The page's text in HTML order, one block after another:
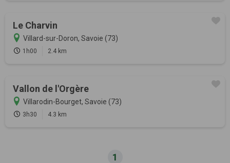
Le Charvin
Villard-sur-Doron, Savoie (73)
1h00 2.4 km
Vallon de l'Orgère
Villarodin-Bourget, Savoie (73)
3h30 4.3 km
1